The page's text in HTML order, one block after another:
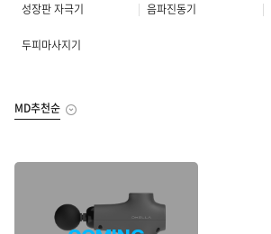
성장판 자극기 음파진동기
두피마사지기
MD추천순